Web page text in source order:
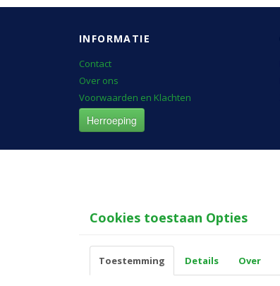
INFORMATIE
Contact
Over ons
Voorwaarden en Klachten
Herroeping
Cookies toestaan Opties
Toestemming Details Over